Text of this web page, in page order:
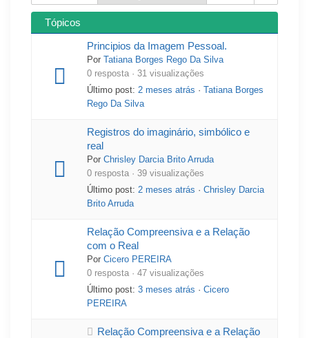
Tópicos
Principios da Imagem Pessoal.
Por
Tatiana Borges Rego Da Silva
0 resposta · 31 visualizações
Último post: 2 meses atrás ·
Tatiana Borges
Rego Da Silva
Registros do imaginário, simbólico e
real
Por Chrisley Darcia Brito Arruda
0 resposta · 39 visualizações
Último post: 2 meses atrás · Chrisley Darcia
Brito Arruda
Relação Compreensiva e a Relação
com o Real
Por Cicero PEREIRA
0 resposta · 47 visualizações
Último post: 3 meses atrás · Cicero
PEREIRA
Relação Compreensiva e a Relação